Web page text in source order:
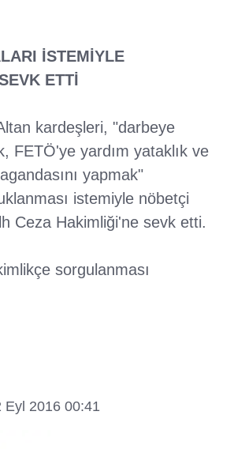
İSTEMİYLE
ETTİ
kardeşleri, "darbeye
FETÖ'ye yardım yataklık ve
yapmak"
istemiyle nöbetçi
Ceza Hakimliği'ne sevk etti.
sorgulanması
Eyl 2016 00:41